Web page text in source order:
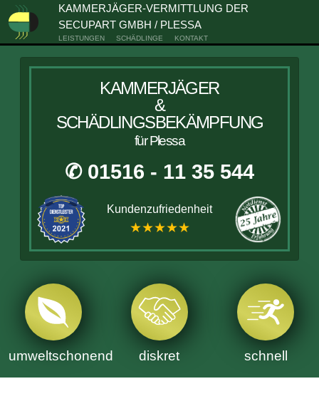
KAMMERJÄGER-VERMITTLUNG DER
SECUPART GMBH / PLESSA
LEISTUNGEN SCHÄDLINGE KONTAKT
KAMMERJÄGER
&
SCHÄDLINGSBEKÄMPFUNG
für Plessa
✆ 01516 - 11 35 544
Kundenzufriedenheit
★★★★★
umweltschonend diskret schnell